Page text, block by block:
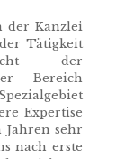
der Kanzlei
Tätigkeit
der
Bereich
Expertise
sehr
nach erste